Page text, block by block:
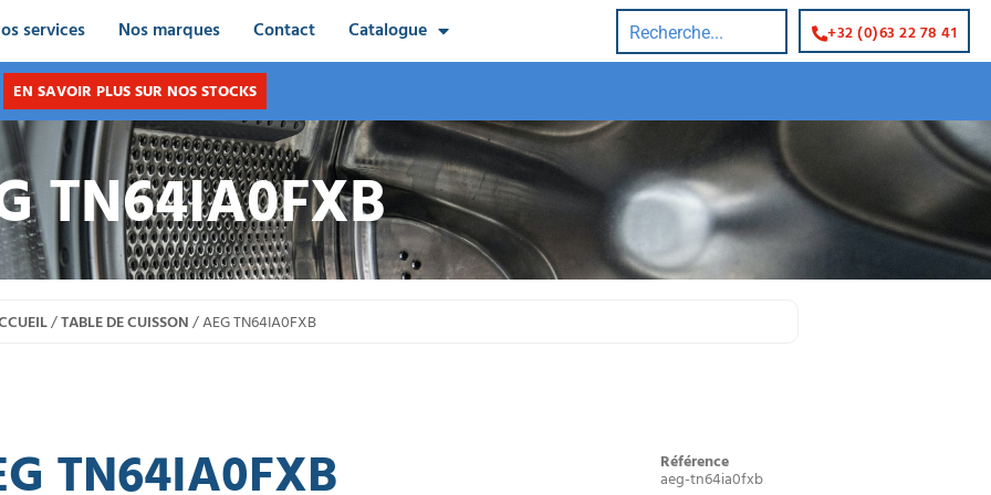
services Nos marques Contact Catalogue +32 (0)63 22 78 41
EN SAVOIR PLUS SUR NOS STOCKS
TN64IA0FXB
/TABLE DE CUISSON/ AEG TN64IA0FXB
TN64IA0FXB Référence
aeg-tn64ia0fxb